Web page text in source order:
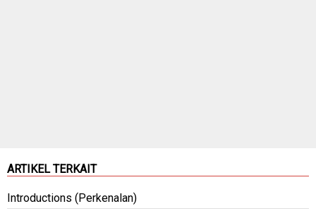
ARTIKEL TERKAIT
Introductions (Perkenalan)